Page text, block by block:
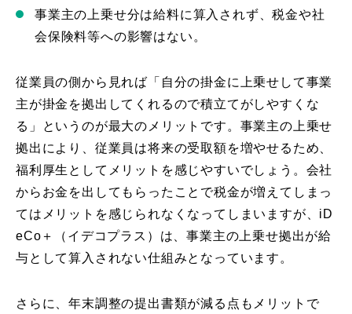
事業主の上乗せ分は給料に算入されず、税金や社
会保険料等への影響はない。
従業員の側から見れば「自分の掛金に上乗せして事業
主が掛金を拠出してくれるので積立てがしやすくな
る」というのが最大のメリットです。事業主の上乗せ
拠出により、従業員は将来の受取額を増やせるため、
福利厚生としてメリットを感じやすいでしょう。会社
からお金を出してもらったことで税金が増えてしまっ
てはメリットを感じられなくなってしまいますが、iD
eCo＋（イデコプラス）は、事業主の上乗せ拠出が給
与として算入されない仕組みとなっています。
さらに、年末調整の提出書類が減る点もメリットで